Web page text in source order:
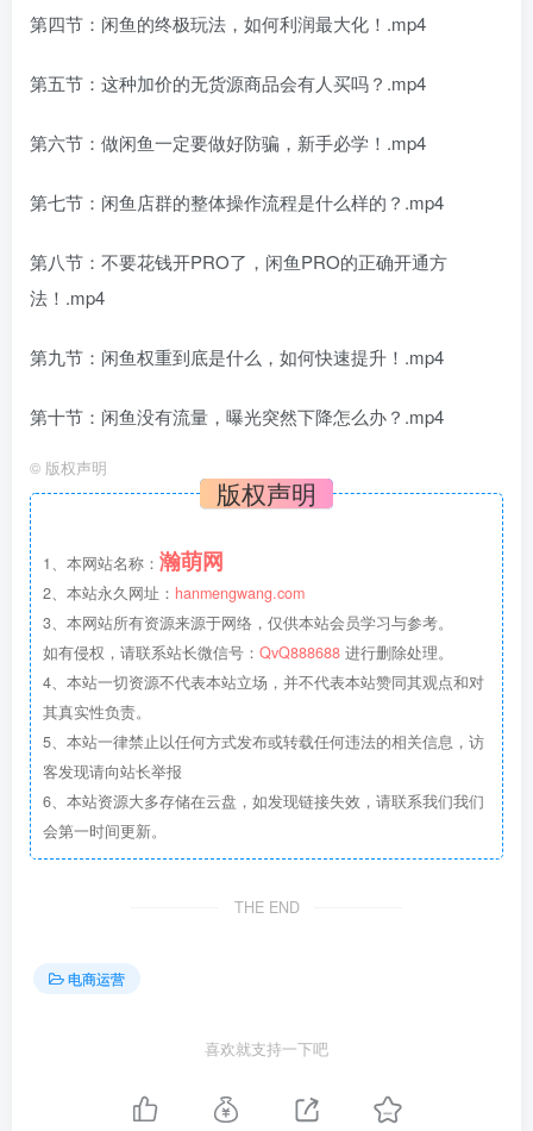
第四节：闲鱼的终极玩法，如何利润最大化！.mp4
第五节：这种加价的无货源商品会有人买吗？.mp4
第六节：做闲鱼一定要做好防骗，新手必学！.mp4
第七节：闲鱼店群的整体操作流程是什么样的？.mp4
第八节：不要花钱开PRO了，闲鱼PRO的正确开通方
法！.mp4
第九节：闲鱼权重到底是什么，如何快速提升！.mp4
第十节：闲鱼没有流量，曝光突然下降怎么办？.mp4
© 版权声明
版权声明
1、本网站名称： 瀚萌网
2、本站永久网址： hanmengwang.com
3、本网站所有资源来源于网络，仅供本站会员学习与参考。
如有侵权，请联系站长微信号： QvQ888688 进行删除处理。
4、本站一切资源不代表本站立场，并不代表本站赞同其观点和对
其真实性负责。
5、本站一律禁止以任何方式发布或转载任何违法的相关信息，访
客发现请向站长举报
6、本站资源大多存储在云盘，如发现链接失效，请联系我们我们
会第一时间更新。
THE END
电商运营
喜欢就支持一下吧